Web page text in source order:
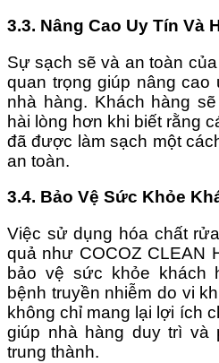
3.3. Nâng Cao Uy Tín Và
Sự sạch sẽ và an toàn
quan trọng giúp nâng
nhà hàng. Khách hàng
hài lòng hơn khi biết rằng
đã được làm sạch một
an toàn.
3.4. Bảo Vệ Sức Khỏe
Việc sử dụng hóa chất
quả như COCOZ CLEAN
bảo vệ sức khỏe khách
bệnh truyền nhiễm do vi
không chỉ mang lại lợi ích
giúp nhà hàng duy trì và
trung thành.